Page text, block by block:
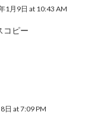
1月9日 at 10:43 AM
コピー
日 at 7:09 PM